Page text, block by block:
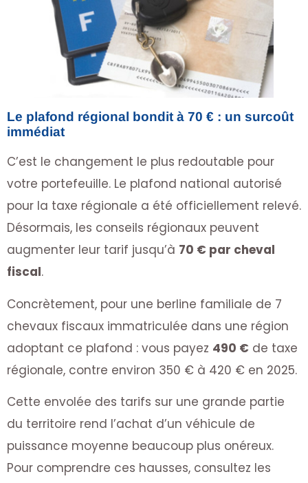
Le plafond régional bondit à 70 € : un surcoût
immédiat
C’est le changement le plus redoutable pour
votre portefeuille. Le plafond national autorisé
pour la taxe régionale a été officiellement relevé.
Désormais, les conseils régionaux peuvent
augmenter leur tarif jusqu’à 70 € par cheval
fiscal.
Concrètement, pour une berline familiale de 7
chevaux fiscaux immatriculée dans une région
adoptant ce plafond : vous payez 490 € de taxe
régionale, contre environ 350 € à 420 € en 2025.
Cette envolée des tarifs sur une grande partie
du territoire rend l’achat d’un véhicule de
puissance moyenne beaucoup plus onéreux.
Pour comprendre ces hausses, consultez les